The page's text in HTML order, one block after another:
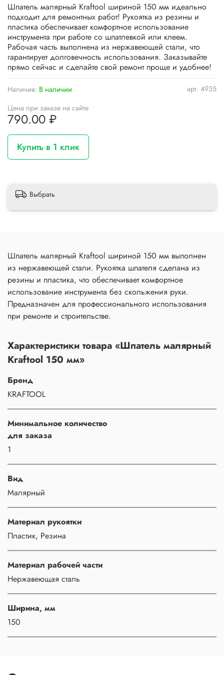
арт. 4935
Наличие: В наличии
Цена при заказе на сайте
790.00 ₽
Купить в 1 клик
Шпатель малярный Kraftool шириной 150 мм идеально
подходит для ремонтных работ! Рукоятка из резины и
пластика обеспечивает комфортное использование
инструмента при работе со шпатлевкой или клеем.
Рабочая часть выполнена из нержавеющей стали, что
гарантирует долговечность использования. Заказывайте
прямо сейчас и сделайте свой ремонт проще и удобнее!
Выбрать
Шпатель малярный Kraftool шириной 150 мм выполнен
из нержавеющей стали. Рукоятка шпателя сделана из
резины и пластика, что обеспечивает комфортное
использование инструмента без скольжения руки.
Предназначен для профессионального использования
при ремонте и строительстве.
Характеристики товара «Шпатель малярный
Kraftool 150 мм»
Бренд
KRAFTOOL
Минимальное количество
для заказа
1
Вид
Малярный
Материал рукоятки
Пластик, Резина
Материал рабочей части
Нержавеющая сталь
Ширина, мм
150